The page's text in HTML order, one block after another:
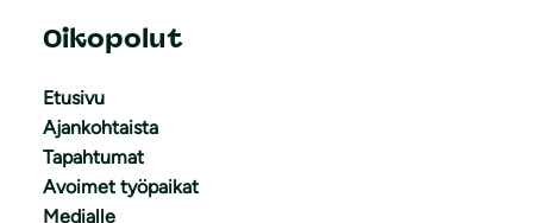
Oikopolut
Etusivu
Ajankohtaista
Tapahtumat
Avoimet työpaikat
Medialle